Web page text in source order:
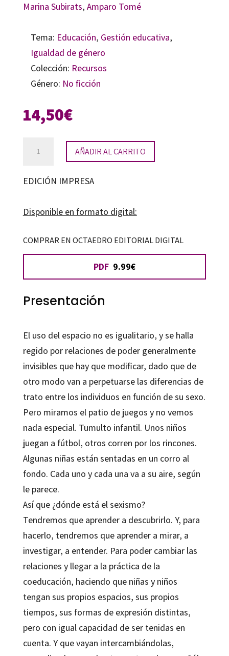
Marina Subirats, Amparo Tomé
Tema: Educación, Gestión educativa,
Igualdad de género
Colección: Recursos
Género: No ficción
14,50€
cantidad
AÑADIR AL CARRITO
EDICIÓN IMPRESA
Disponible en formato digital:
COMPRAR EN OCTAEDRO EDITORIAL DIGITAL
PDF 9.99€
Presentación
El uso del espacio no es igualitario, y se halla
regido por relaciones de poder generalmente
invisibles que hay que modificar, dado que de
otro modo van a perpetuarse las diferencias de
trato entre los individuos en función de su sexo.
Pero miramos el patio de juegos y no vemos
nada especial. Tumulto infantil. Unos niños
juegan a fútbol, otros corren por los rincones.
Algunas niñas están sentadas en un corro al
fondo. Cada uno y cada una va a su aire, según
le parece.
Así que ¿dónde está el sexismo?
Tendremos que aprender a descubrirlo. Y, para
hacerlo, tendremos que aprender a mirar, a
investigar, a entender. Para poder cambiar las
relaciones y llegar a la práctica de la
coeducación, haciendo que niñas y niños
tengan sus propios espacios, sus propios
tiempos, sus formas de expresión distintas,
pero con igual capacidad de ser tenidas en
cuenta. Y que vayan intercambiándolas,